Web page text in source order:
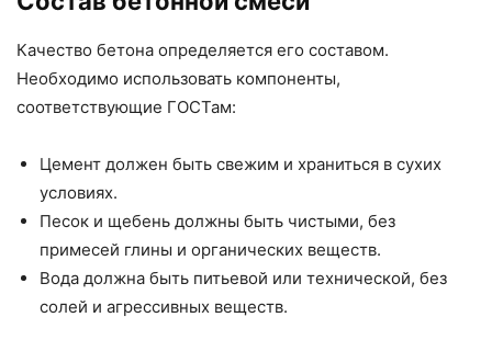
Качество бетона определяется его составом.
Необходимо использовать компоненты,
соответствующие ГОСТам:
Цемент должен быть свежим и храниться в сухих
условиях.
Песок и щебень должны быть чистыми, без
примесей глины и органических веществ.
Вода должна быть питьевой или технической, без
солей и агрессивных веществ.